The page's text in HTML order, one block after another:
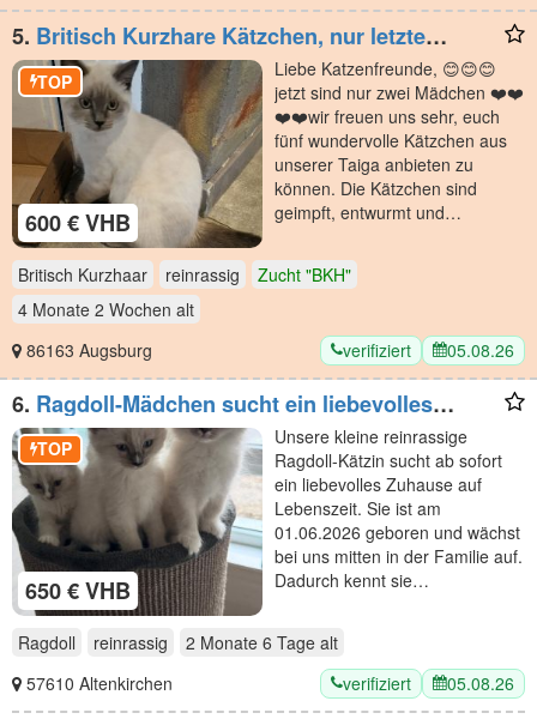
5. Britisch Kurzhare Kätzchen, nur letzte
Mädchen Molly 🤩🤩🤩 🤩🤩
600 € VHB
TOP
Liebe Katzenfreunde, 😊😊😊
jetzt sind nur zwei Mädchen ❤️❤️
❤️❤️wir freuen uns sehr, euch
fünf wundervolle Kätzchen aus
unserer Taiga anbieten zu
können. Die Kätzchen sind
geimpft, entwurmt und…
Britisch Kurzhaar reinrassig
Zucht "BKH"
4 Monate 2 Wochen alt
86163 Augsburg
verifiziert 05.08.26
6. Ragdoll-Mädchen sucht ein liebevolles
Zuhause
650 € VHB
TOP
Unsere kleine reinrassige
Ragdoll-Kätzin sucht ab sofort
ein liebevolles Zuhause auf
Lebenszeit. Sie ist am
01.06.2026 geboren und wächst
bei uns mitten in der Familie auf.
Dadurch kennt sie…
Ragdoll reinrassig 2 Monate 6 Tage alt
57610 Altenkirchen
verifiziert 05.08.26